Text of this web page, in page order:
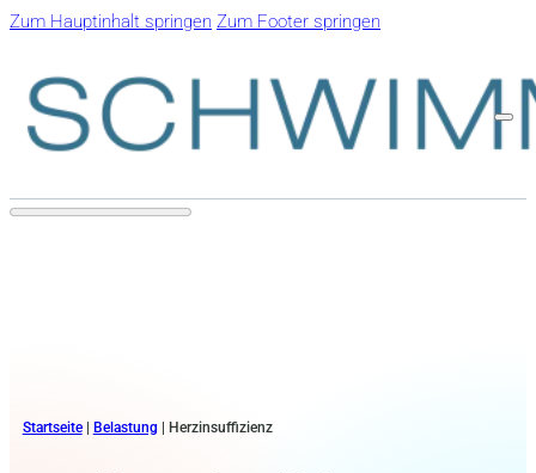
Zum Hauptinhalt springen Zum Footer springen
Startseite| Belastung Herzinsuffizienz